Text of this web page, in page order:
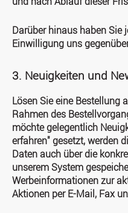
Darüber hinaus haben Sie
Einwilligung uns
3. Neuigkeiten und
Lösen Sie eine Bestellung
Rahmen des
möchte gelegentlich
erfahren" gesetzt, werden
Daten auch über die
unserem System
Werbeinformationen zur
Aktionen per E-Mail, Fax